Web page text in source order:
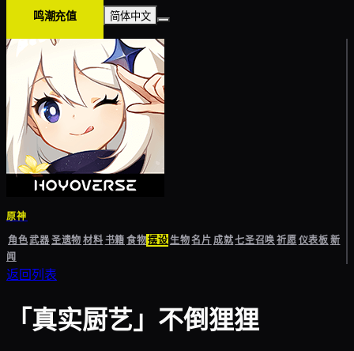
鸣潮充值 简体中文
原神
角色武器圣遗物材料书籍食物摆设生物名片成就七圣召唤祈愿仪表板新
闻
返回列表
「真实厨艺」不倒狸狸